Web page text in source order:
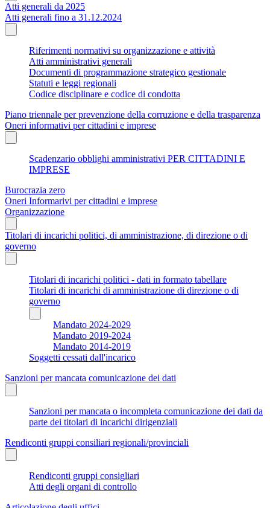
Atti generali da 2025
Atti generali fino a 31.12.2024
Riferimenti normativi su organizzazione e attività
Atti amministrativi generali
Documenti di programmazione strategico gestionale
Statuti e leggi regionali
Codice disciplinare e codice di condotta
Piano triennale per prevenzione della corruzione e della trasparenza
Oneri informativi per cittadini e imprese
Scadenzario obblighi amministrativi PER CITTADINI E
IMPRESE
Burocrazia zero
Oneri Informarivi per cittadini e imprese
Organizzazione
Titolari di incarichi politici, di amministrazione, di direzione o di
governo
Titolari di incarichi politici - dati in formato tabellare
Titolari di incarichi di amministrazione di direzione o di
governo
Mandato 2024-2029
Mandato 2019-2024
Mandato 2014-2019
Soggetti cessati dall'incarico
Sanzioni per mancata comunicazione dei dati
Sanzioni per mancata o incompleta comunicazione dei dati da
parte dei titolari di incarichi dirigenziali
Rendiconti gruppi consiliari regionali/provinciali
Rendiconti gruppi consigliari
Atti degli organi di controllo